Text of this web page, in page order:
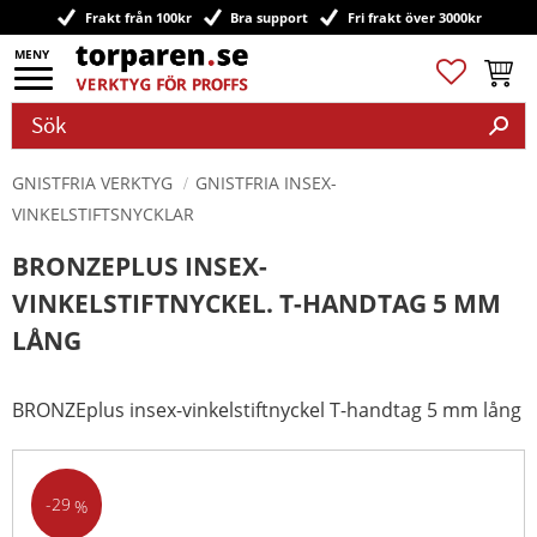
Meny
Frakt från 100kr Bra support Fri frakt över 3000kr
Favoriter
GNISTFRIA VERKTYG
GNISTFRIA INSEX-
VINKELSTIFTSNYCKLAR
BRONZEPLUS INSEX-
VINKELSTIFTNYCKEL. T-HANDTAG 5 MM
LÅNG
BRONZEplus insex-vinkelstiftnyckel T-handtag 5 mm lång
29 %